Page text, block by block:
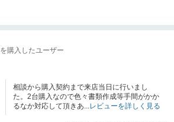
を購入したユーザー
相談から購入契約まで来店当日に行いまし
た。2台購入なので色々書類作成等手間がかか
るなか対応して頂きあ... レビューを詳しく見る